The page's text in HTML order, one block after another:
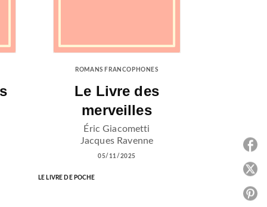
ROMANS FRANCOPHONES
Le Livre des
merveilles
Éric Giacometti
Jacques Ravenne
05/11/2025
LE LIVRE DE POCHE